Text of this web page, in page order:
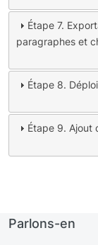
Étape 7.
paragraphes et
Étape 8.
Étape 9. Ajout
Parlons-en